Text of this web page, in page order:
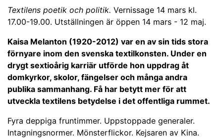
Textilens poetik och politik. Vernissage 14 mars kl.
17.00-19.00. Utställningen är öppen 14 mars - 12 maj.
Kaisa Melanton (1920-2012) var en av sin tids stora
förnyare inom den svenska textilkonsten. Under en
drygt sextioårig karriär utförde hon uppdrag åt
domkyrkor, skolor, fängelser och många andra
publika sammanhang. Få har betytt mer för att
utveckla textilens betydelse i det offentliga rummet.
Fyra deppiga fruntimmer. Uppstoppade generaler.
Intagningsnormer. Mönsterflickor. Kejsaren av Kina.